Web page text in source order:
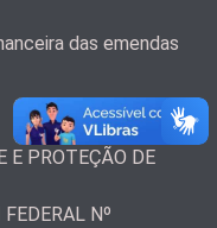
das emendas
E PROTEÇÃO DE
Nº